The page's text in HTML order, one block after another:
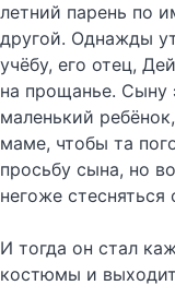
летний парень по
другой. Однажды
учёбу, его отец,
на прощанье. Сыну
маленький
маме, чтобы та
просьбу сына, но
негоже стесняться
И тогда он стал
костюмы и